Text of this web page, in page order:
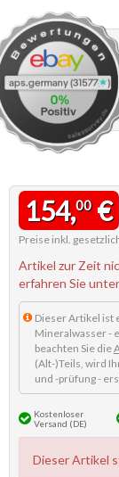
154,00€
Preise inkl.
Artikel zur Zeit
erfahren Sie unter
Dieser Artikel ist
Mineralwasser -
beachten Sie die
(Alt-)Teils, wird
und -prüfung -
Kostenloser
Versand (DE)
Dieser Artikel